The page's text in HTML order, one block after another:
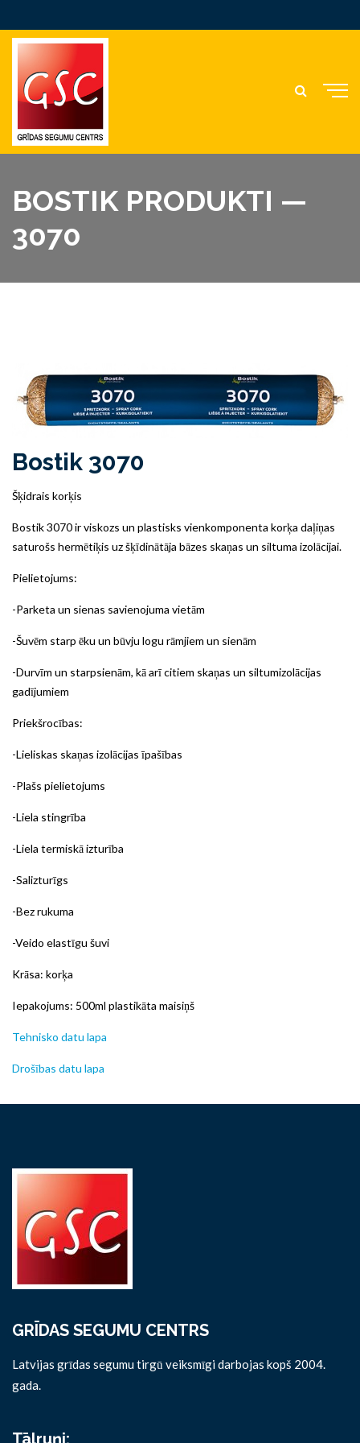
BOSTIK PRODUKTI —
3070
Bostik 3070
Šķidrais korķis
Bostik 3070 ir viskozs un plastisks vienkomponenta korķa daļiņas
saturošs hermētiķis uz šķīdinātāja bāzes skaņas un siltuma izolācijai.
Pielietojums:
-Parketa un sienas savienojuma vietām
-Šuvēm starp ēku un būvju logu rāmjiem un sienām
-Durvīm un starpsienām, kā arī citiem skaņas un siltumizolācijas
gadījumiem
Priekšrocības:
-Lieliskas skaņas izolācijas īpašības
-Plašs pielietojums
-Liela stingrība
-Liela termiskā izturība
-Salizturīgs
-Bez rukuma
-Veido elastīgu šuvi
Krāsa: korķa
Iepakojums: 500ml plastikāta maisiņš
Tehnisko datu lapa
Drošības datu lapa
GRĪDAS SEGUMU CENTRS
Latvijas grīdas segumu tirgū veiksmīgi darbojas kopš 2004.
gada.
Tālruņi: